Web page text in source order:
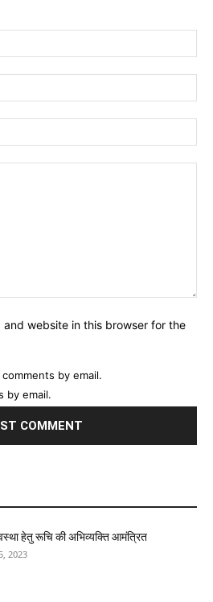
and website in this browser for the
by email.
by email.
हेतु रूचि की अभिव्यक्ति आमंत्रित
2023